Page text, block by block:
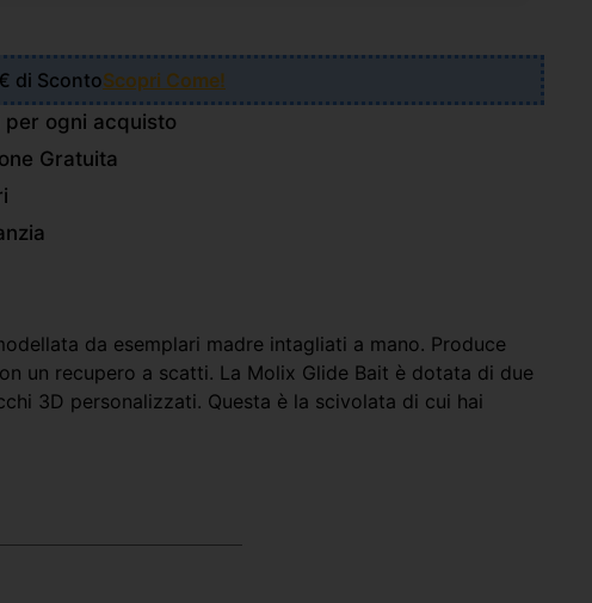
di ScontoScopri Come!
ogni acquisto
Gratuita
da esemplari madre intagliati a mano. Produce
un recupero a scatti. La Molix Glide Bait è dotata di due
3D personalizzati. Questa è la scivolata di cui hai